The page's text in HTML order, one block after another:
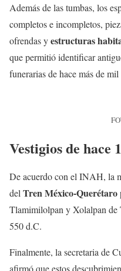
Además de las tumbas, los
completos e incompletos,
ofrendas yestructuras
que permitió identificar
funerarias de hace más de
Vestigios de hace
De acuerdo con el INAH, la
del Tren México-Querétaro
Tlamimilolpan y Xolalpan de
550 d.C.
Finalmente, la secretaria de
afirmó que estos